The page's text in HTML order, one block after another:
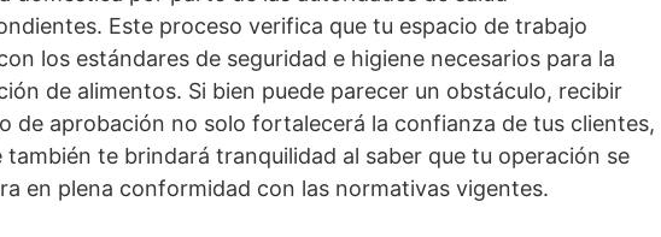
Este proceso verifica que tu espacio de trabajo
los estándares de seguridad e higiene necesarios para la
de alimentos. Si bien puede parecer un obstáculo, recibir
de aprobación no solo fortalecerá la confianza de tus clientes,
también te brindará tranquilidad al saber que tu operación se
en plena conformidad con las normativas vigentes.